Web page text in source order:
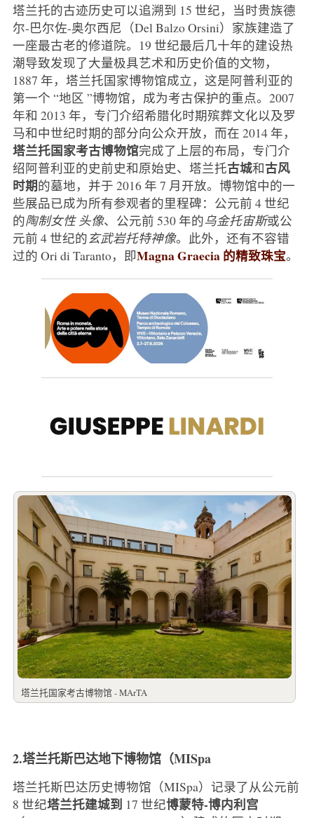
塔兰托的古迹历史可以追溯到 15 世纪，当时贵族德
尔-巴尔佐-奥尔西尼（Del Balzo Orsini）家族建造了
一座最古老的修道院。19 世纪最后几十年的建设热
潮导致发现了大量极具艺术和历史价值的文物，
1887 年，塔兰托国家博物馆成立，这是阿普利亚的
第一个 “地区 ”博物馆，成为考古保护的重点。2007
年和 2013 年，专门介绍希腊化时期殡葬文化以及罗
马和中世纪时期的部分向公众开放，而在 2014 年，
塔兰托国家考古博物馆完成了上层的布局，专门介
绍阿普利亚的史前史和原始史、塔兰托古城和古风
时期的墓地，并于 2016 年 7 月开放。博物馆中的一
些展品已成为所有参观者的里程碑：公元前 4 世纪
的陶制女性 头像、公元前 530 年的乌金托宙斯或公
元前 4 世纪的玄武岩托特神像。此外，还有不容错
过的 Ori di Taranto，即Magna Graecia 的精致珠宝。
塔兰托国家考古博物馆 - MArTA
2.塔兰托斯巴达地下博物馆（MISpa
塔兰托斯巴达历史博物馆（MISpa）记录了从公元前
8 世纪塔兰托建城到 17 世纪博蒙特-博内利宫